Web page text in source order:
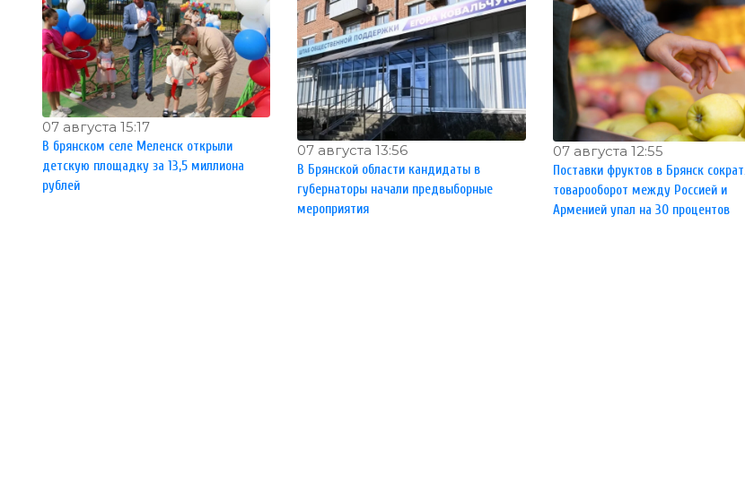
07 августа 15:17
В брянском селе Меленск открыли
детскую площадку за 13,5 миллиона
рублей
07 августа 13:56
В Брянской области кандидаты в
губернаторы начали предвыборные
мероприятия
07 августа 12:55
Поставки фруктов в Брянск
товарооборот между Россией и
Арменией упал на 30 процентов